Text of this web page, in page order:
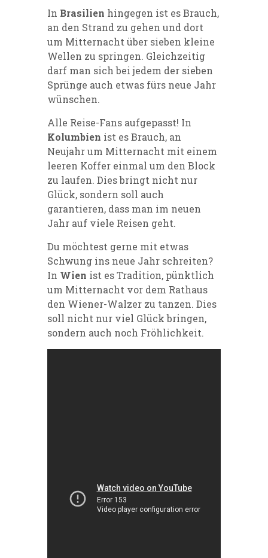
In Brasilien hingegen ist es Brauch,
an den Strand zu gehen und dort
um Mitternacht über sieben kleine
Wellen zu springen. Gleichzeitig
darf man sich bei jedem der sieben
Sprünge auch etwas fürs neue Jahr
wünschen.
Alle Reise-Fans aufgepasst! In
Kolumbien ist es Brauch, an
Neujahr um Mitternacht mit einem
leeren Koffer einmal um den Block
zu laufen. Dies bringt nicht nur
Glück, sondern soll auch
garantieren, dass man im neuen
Jahr auf viele Reisen geht.
Du möchtest gerne mit etwas
Schwung ins neue Jahr schreiten?
In Wien ist es Tradition, pünktlich
um Mitternacht vor dem Rathaus
den Wiener-Walzer zu tanzen. Dies
soll nicht nur viel Glück bringen,
sondern auch noch Fröhlichkeit.